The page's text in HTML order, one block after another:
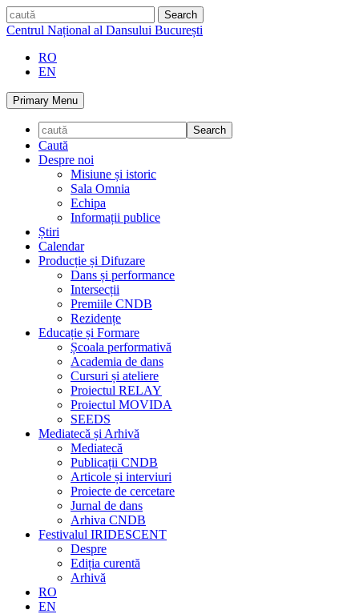
Skip
to
caută
Centrul Național al Dansului București
RO
EN
Primary Menu
Caută
Despre noi
Misiune și istoric
Sala Omnia
Echipa
Informații publice
Știri
Calendar
Producție și Difuzare
Dans și performance
Intersecții
Premiile CNDB
Rezidențe
Educație și Formare
Școala performativă
Academia de dans
Cursuri și ateliere
Proiectul RELAY
Proiectul MOVIDA
SEEDS
Mediatecă și Arhivă
Mediatecă
Publicații CNDB
Articole și interviuri
Proiecte de cercetare
Jurnal de dans
Arhiva CNDB
Festivalul IRIDESCENT
Despre
Ediția curentă
Arhivă
RO
EN